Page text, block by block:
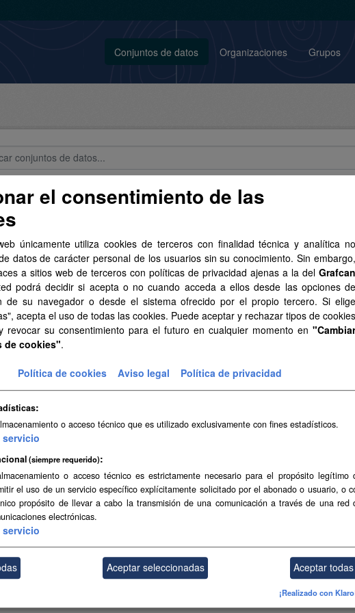
Conjuntos de datos Organizaciones Grupos
de datos encontrados
Licencias: Aviso Legal del SITCAN
municipios
territoriales de islas y municipios. Los límites reflejados carecen de
GeoJSON SVG
a escala 1:5.000 de Canarias (2004-2006)
SHP SpatiaLite
canarias
de las aguas canarias según la Ley 44/2010, de 30 de diciembre. Esta
recta que unen extremos de islas o islotes. Las...
de base recta
de base recta de Canarias según el Real Decreto 2510/1977, de 5 de agosto,
el consentimiento de las
únicamente utiliza cookies de terceros con finalidad técnica y analítica no
datos de carácter personal de los usuarios sin su conocimiento. Sin embargo,
a sitios web de terceros con políticas de privacidad ajenas a la del Grafcan
podrá decidir si acepta o no cuando acceda a ellos desde las opciones de
de su navegador o desde el sistema ofrecido por el propio tercero. Si elige
acepta el uso de todas las cookies. Puede aceptar y rechazar tipos de cookies
revocar su consentimiento para el futuro en cualquier momento en "Cambiar
de cookies".
Política de cookies Aviso legal Política de privacidad
o acceso técnico que es utilizado exclusivamente con fines estadísticos.
servicio
(siempre requerido)
o acceso técnico es estrictamente necesario para el propósito legítimo
el uso de un servicio específico explícitamente solicitado por el abonado o usuario, o
propósito de llevar a cabo la transmisión de una comunicación a través de una red
electrónicas.
servicio
Aceptar seleccionadas Aceptar todas
¡Realizado con